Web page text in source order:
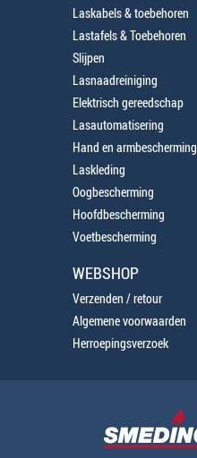
Laskabels & toebehoren
Lastafels & Toebehoren
Slijpen
Lasnaadreiniging
Elektrisch gereedschap
Lasautomatisering
Hand en armbescherming
Laskleding
Oogbescherming
Hoofdbescherming
Voetbescherming
WEBSHOP
Verzenden / retour
Algemene voorwaarden
Herroepingsverzoek